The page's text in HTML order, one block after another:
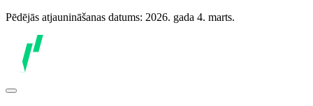
Pēdējās atjaunināšanas datums: 2026. gada 4. marts.